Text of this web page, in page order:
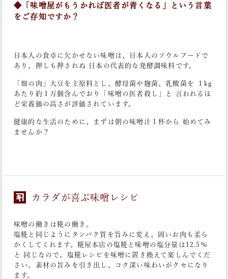
◆「味噌屋がもうかれば医者が青くなる」という言葉
をご存知ですか？
日本人の食卓に欠かせない味噌は、日本人のソウルフードで
あり、押しも押されぬ 日本の代表的な発酵調味料です。
「畑の肉」大豆を主原料とし、酵母菌や麹菌、乳酸菌を １kg
あたり約１万個含んでおり「味噌の医者殺し」と 言われるほ
ど栄養価の高さが評価されています。
健康的な生活のために、まずは朝の味噌汁１杯から 始めてみ
ませんか？
カラダが喜ぶ味噌レシピ
味噌の働きは糀の働き。
塩糀と同じようにタンパク質を旨みに変え、固いお肉も柔ら
かくしてくれます。糀屋本店の塩糀と味噌の塩分量は12.5％
と 同じなので、塩糀レシピを味噌に置き換えて楽しんでくだ
さい。素材の旨みを引き出し、コク深い味わいがクセになり
ます。